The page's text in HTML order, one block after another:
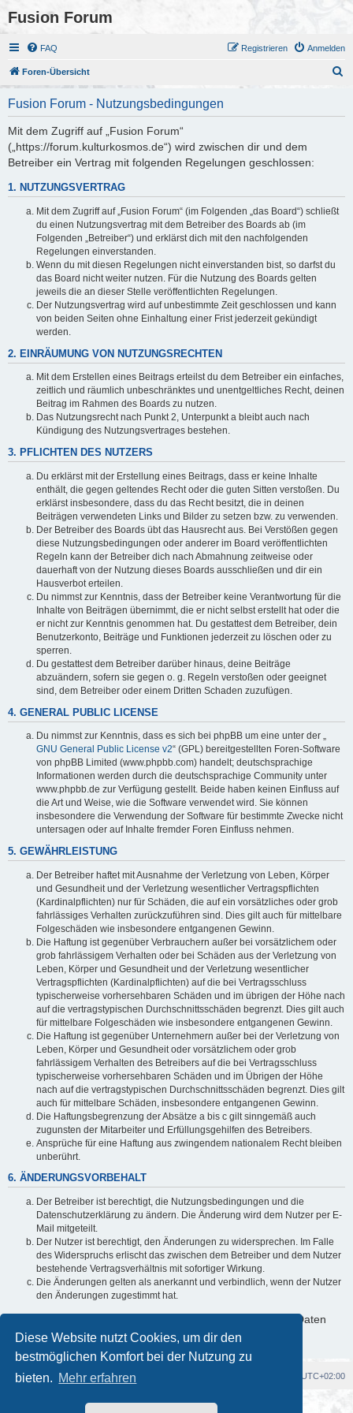
Diese Website nutzt Cookies, um dir den
bestmöglichen Komfort bei der Nutzung zu
bieten. Mehr erfahren
Fusion Forum
FAQ Anmelden
Registrieren
Foren-Übersicht
Fusion Forum - Nutzungsbedingungen
Mit dem Zugriff auf „Fusion Forum“
(„https://forum.kulturkosmos.de“) wird zwischen dir und dem
Betreiber ein Vertrag mit folgenden Regelungen geschlossen:
1. NUTZUNGSVERTRAG
Mit dem Zugriff auf „Fusion Forum“ (im Folgenden „das Board“) schließt
du einen Nutzungsvertrag mit dem Betreiber des Boards ab (im
Folgenden „Betreiber“) und erklärst dich mit den nachfolgenden
Regelungen einverstanden.
Wenn du mit diesen Regelungen nicht einverstanden bist, so darfst du
das Board nicht weiter nutzen. Für die Nutzung des Boards gelten
jeweils die an dieser Stelle veröffentlichten Regelungen.
Der Nutzungsvertrag wird auf unbestimmte Zeit geschlossen und kann
von beiden Seiten ohne Einhaltung einer Frist jederzeit gekündigt
werden.
2. EINRÄUMUNG VON NUTZUNGSRECHTEN
Mit dem Erstellen eines Beitrags erteilst du dem Betreiber ein einfaches,
zeitlich und räumlich unbeschränktes und unentgeltliches Recht, deinen
Beitrag im Rahmen des Boards zu nutzen.
Das Nutzungsrecht nach Punkt 2, Unterpunkt a bleibt auch nach
Kündigung des Nutzungsvertrages bestehen.
3. PFLICHTEN DES NUTZERS
Du erklärst mit der Erstellung eines Beitrags, dass er keine Inhalte
enthält, die gegen geltendes Recht oder die guten Sitten verstoßen. Du
erklärst insbesondere, dass du das Recht besitzt, die in deinen
Beiträgen verwendeten Links und Bilder zu setzen bzw. zu verwenden.
Der Betreiber des Boards übt das Hausrecht aus. Bei Verstößen gegen
diese Nutzungsbedingungen oder anderer im Board veröffentlichten
Regeln kann der Betreiber dich nach Abmahnung zeitweise oder
dauerhaft von der Nutzung dieses Boards ausschließen und dir ein
Hausverbot erteilen.
Du nimmst zur Kenntnis, dass der Betreiber keine Verantwortung für die
Inhalte von Beiträgen übernimmt, die er nicht selbst erstellt hat oder die
er nicht zur Kenntnis genommen hat. Du gestattest dem Betreiber, dein
Benutzerkonto, Beiträge und Funktionen jederzeit zu löschen oder zu
sperren.
Du gestattest dem Betreiber darüber hinaus, deine Beiträge
abzuändern, sofern sie gegen o. g. Regeln verstoßen oder geeignet
sind, dem Betreiber oder einem Dritten Schaden zuzufügen.
4. GENERAL PUBLIC LICENSE
Du nimmst zur Kenntnis, dass es sich bei phpBB um eine unter der „
GNU General Public License v2“ (GPL) bereitgestellten Foren-Software
von phpBB Limited (www.phpbb.com) handelt; deutschsprachige
Informationen werden durch die deutschsprachige Community unter
www.phpbb.de zur Verfügung gestellt. Beide haben keinen Einfluss auf
die Art und Weise, wie die Software verwendet wird. Sie können
insbesondere die Verwendung der Software für bestimmte Zwecke nicht
untersagen oder auf Inhalte fremder Foren Einfluss nehmen.
5. GEWÄHRLEISTUNG
Der Betreiber haftet mit Ausnahme der Verletzung von Leben, Körper
und Gesundheit und der Verletzung wesentlicher Vertragspflichten
(Kardinalpflichten) nur für Schäden, die auf ein vorsätzliches oder grob
fahrlässiges Verhalten zurückzuführen sind. Dies gilt auch für mittelbare
Folgeschäden wie insbesondere entgangenen Gewinn.
Die Haftung ist gegenüber Verbrauchern außer bei vorsätzlichem oder
grob fahrlässigem Verhalten oder bei Schäden aus der Verletzung von
Leben, Körper und Gesundheit und der Verletzung wesentlicher
Vertragspflichten (Kardinalpflichten) auf die bei Vertragsschluss
typischerweise vorhersehbaren Schäden und im übrigen der Höhe nach
auf die vertragstypischen Durchschnittsschäden begrenzt. Dies gilt auch
für mittelbare Folgeschäden wie insbesondere entgangenen Gewinn.
Die Haftung ist gegenüber Unternehmern außer bei der Verletzung von
Leben, Körper und Gesundheit oder vorsätzlichem oder grob
fahrlässigem Verhalten des Betreibers auf die bei Vertragsschluss
typischerweise vorhersehbaren Schäden und im Übrigen der Höhe
nach auf die vertragstypischen Durchschnittsschäden begrenzt. Dies gilt
auch für mittelbare Schäden, insbesondere entgangenen Gewinn.
Die Haftungsbegrenzung der Absätze a bis c gilt sinngemäß auch
zugunsten der Mitarbeiter und Erfüllungsgehilfen des Betreibers.
Ansprüche für eine Haftung aus zwingendem nationalem Recht bleiben
unberührt.
6. ÄNDERUNGSVORBEHALT
Der Betreiber ist berechtigt, die Nutzungsbedingungen und die
Datenschutzerklärung zu ändern. Die Änderung wird dem Nutzer per E-
Mail mitgeteilt.
Der Nutzer ist berechtigt, den Änderungen zu widersprechen. Im Falle
des Widerspruchs erlischt das zwischen dem Betreiber und dem Nutzer
bestehende Vertragsverhältnis mit sofortiger Wirkung.
Die Änderungen gelten als anerkannt und verbindlich, wenn der Nutzer
den Änderungen zugestimmt hat.
Informationen über den Umgang mit deinen persönlichen Daten
sind in der Datenschutzerklärung enthalten.
Foren-Übersicht UTC+02:00
Powered byphpBB® Forum Software © phpBB Limited